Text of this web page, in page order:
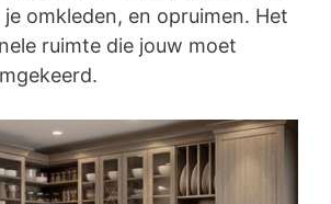
omkleden, en opruimen. Het
ruimte die jouw moet